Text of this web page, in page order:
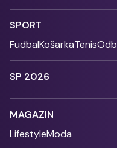
SPORT
FudbalKošarkaTenis
SP 2026
MAGAZIN
LifestyleModa